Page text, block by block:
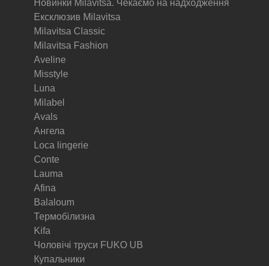
Новинки Milavitsa. Чекаємо на надходження
Ексклюзив Milavitsa
Milavitsa Classic
Milavitsa Fashion
Aveline
Misstyle
Luna
Milabel
Avals
Ангела
Loca lingerie
Conte
Lauma
Afina
Balaloum
Термобілизна
Kifa
Чоловічі труси FUKO UB
Купальники